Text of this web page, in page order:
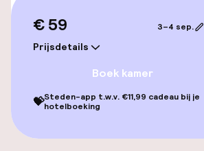
€ 59
Prijsdetails
3–4 sep.
Boek kamer
💝Steden-app t.w.v. €11,99 cadeau bij je
hotelboeking